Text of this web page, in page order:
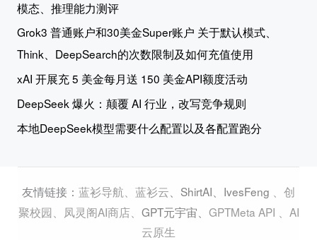
模态、推理能力测评
Grok3 普通账户和30美金Super账户 关于默认模式、
Think、DeepSearch的次数限制及如何充值使用
xAI 开展充 5 美金每月送 150 美金API额度活动
DeepSeek 爆火：颠覆 AI 行业，改写竞争规则
本地DeepSeek模型需要什么配置以及各配置跑分
友情链接： 蓝衫导航 蓝衫云 ShirtAI IvesFeng
创
聚校园
凤灵阁AI商店、 GPT元宇宙 GPTMeta API
AI
云原生